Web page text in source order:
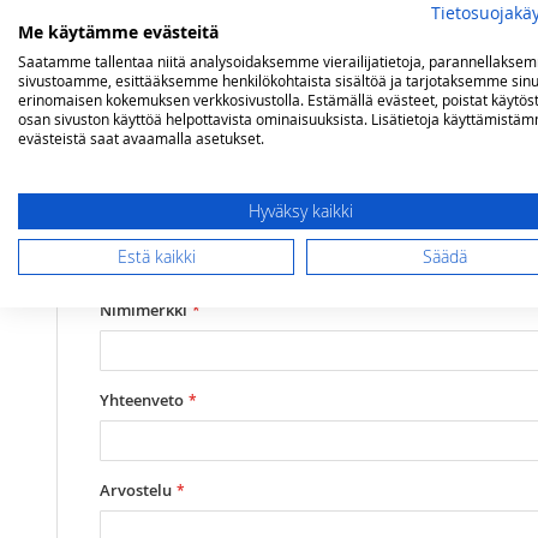
Yksityiskohdat
500 HK voimavalolyhdyn suutin, Petromax varaosanumero
Olet arvostelemassa:
Petromax suutin 500 HK, varaosanumero
Rating
star
stars
stars
stars
stars
Nimimerkki
Yhteenveto
Arvostelu
Me käytämme evästeitä
Saatamme tallentaa niitä analysoidaksemme vierailijatietoja,
sivustoamme, esittääksemme henkilökohtaista sisältöä ja tarjotaksemme
erinomaisen kokemuksen verkkosivustolla. Estämällä evästeet, poistat
osan sivuston käyttöä helpottavista ominaisuuksista. Lisätietoja
evästeistä saat avaamalla asetukset.
Hyväksy kaikki
Estä kaikki Säädä